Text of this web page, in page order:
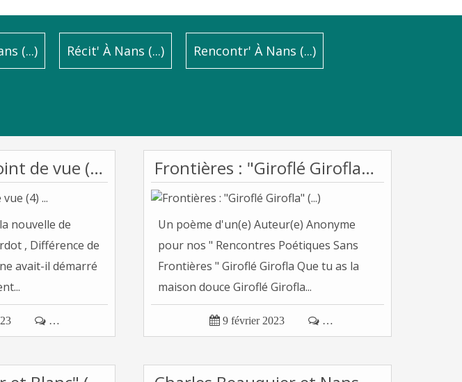
(...) Récit' À Nans (...) Rencontr' À Nans (...)
Différence de point de vue (4) ...
nouvelle de
, Différence de
avait-il démarré
 …
Frontières : "Giroflé Girofla" (...)
Un poème d'un(e) Auteur(e) Anonyme
pour nos " Rencontres Poétiques Sans
Frontières " Giroflé Girofla Que tu as la
maison douce Giroflé Girofla...
 9 février 2023  …